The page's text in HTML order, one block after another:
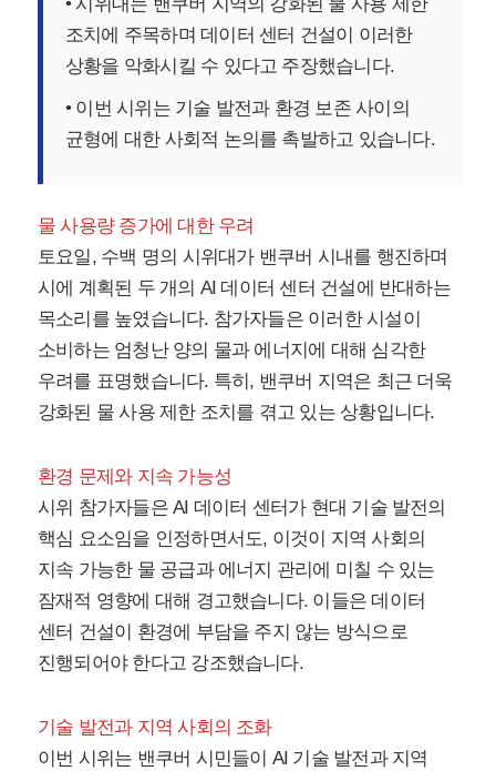
조치에 주목하며 데이터 센터 건설이 이러한
상황을 악화시킬 수 있다고 주장했습니다.
• 이번 시위는 기술 발전과 환경 보존 사이의
균형에 대한 사회적 논의를 촉발하고 있습니다.
물 사용량 증가에 대한 우려
토요일, 수백 명의 시위대가 밴쿠버 시내를 행진하며
시에 계획된 두 개의 AI 데이터 센터 건설에 반대하는
목소리를 높였습니다. 참가자들은 이러한 시설이
소비하는 엄청난 양의 물과 에너지에 대해 심각한
우려를 표명했습니다. 특히, 밴쿠버 지역은 최근 더욱
강화된 물 사용 제한 조치를 겪고 있는 상황입니다.
환경 문제와 지속 가능성
시위 참가자들은 AI 데이터 센터가 현대 기술 발전의
핵심 요소임을 인정하면서도, 이것이 지역 사회의
지속 가능한 물 공급과 에너지 관리에 미칠 수 있는
잠재적 영향에 대해 경고했습니다. 이들은 데이터
센터 건설이 환경에 부담을 주지 않는 방식으로
진행되어야 한다고 강조했습니다.
기술 발전과 지역 사회의 조화
이번 시위는 밴쿠버 시민들이 AI 기술 발전과 지역